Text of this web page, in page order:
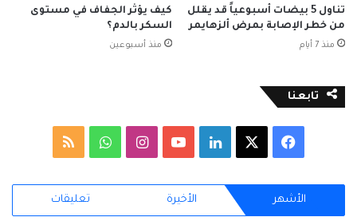
#الخبر_بين_يديك صحيفة_العربي_الالكترونيةتناول 5 بيضات أسبوعياً قد يقلل
من خطر الإصابة بمرض ألزهايمر
منذ 7 أيام
كيف يؤثر الجفاف في مستوى
السكر بالدم؟
منذ أسبوعين
تابعنا
فيسبوك لينكدإن‫YouTubeانستقرامواتسابملخص
RSS الأشهر الأخيرة تعليقات